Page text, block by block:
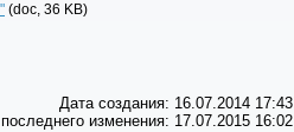
(doc, 36 KB)
Дата создания: 16.07.2014 17:43
изменения: 17.07.2015 16:02